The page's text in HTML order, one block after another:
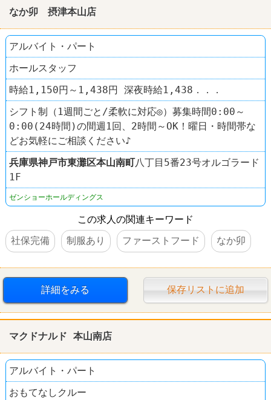
なか卯 摂津本山店
アルバイト・パート
ホールスタッフ
時給1,150円～1,438円 深夜時給1,438．．．
シフト制（1週間ごと/柔軟に対応◎）募集時間0:00～
0:00(24時間)の間週1回、2時間～OK！曜日・時間帯な
どお気軽にご相談ください♪
兵庫県神戸市東灘区本山南町八丁目5番23号オルゴラード
1F
ゼンショーホールディングス
この求人の関連キーワード
社保完備
制服あり ファーストフード なか卯
詳細をみる 保存リストに追加
マクドナルド 本山南店
アルバイト・パート
おもてなしクルー